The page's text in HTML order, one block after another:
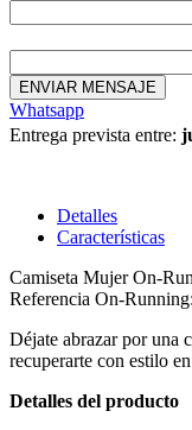
ENVIAR MENSAJE
Whatsapp
Entrega prevista entre:
Detalles
Características
Camiseta Mujer On-
Referencia On-
Déjate abrazar por una
recuperarte con estilo
Detalles del producto